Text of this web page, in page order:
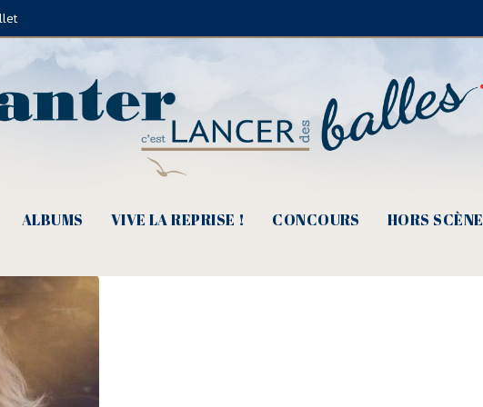
ALBUMS VIVE LA REPRISE ! CONCOURS HORS SCÈNE
une fille qui jette son pavé dans